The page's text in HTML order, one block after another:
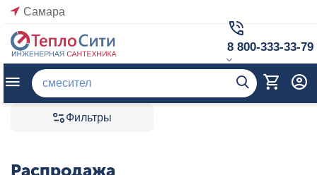
Самара
8 800-333-33-79
Фильтры
Распродажа